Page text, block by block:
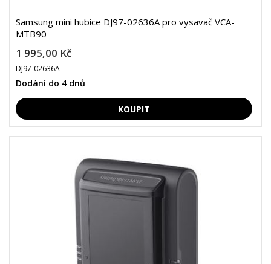
Samsung mini hubice DJ97-02636A pro vysavač VCA-
MTB90
1 995,00 Kč
DJ97-02636A
Dodání do 4 dnů